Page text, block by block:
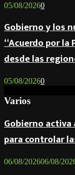
05/08/20260
Gobierno y los
“Acuerdo por la
desde las
05/08/20260
Varios
Gobierno
para controlar
06/08/202606/08/